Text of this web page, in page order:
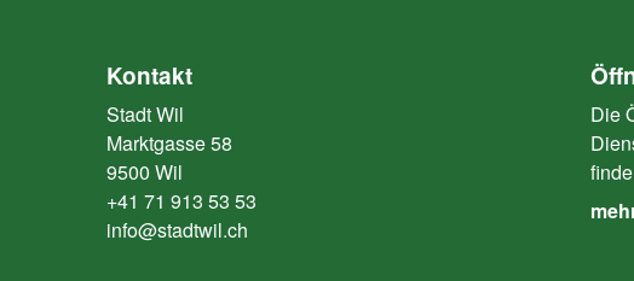
Kontakt
Stadt Wil
Marktgasse 58
9500 Wil
+41 71 913 53 53
info@stadtwil.ch
Die